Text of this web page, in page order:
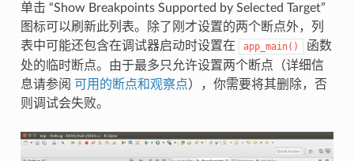
单击 “Show Breakpoints Supported by Selected Target”
图标可以刷新此列表。除了刚才设置的两个断点外，列
表中可能还包含在调试器启动时设置在
app_main()
函数
处的临时断点。由于最多只允许设置两个断点（详细信
息请参阅 可用的断点和观察点 ），你需要将其删除，否
则调试会失败。